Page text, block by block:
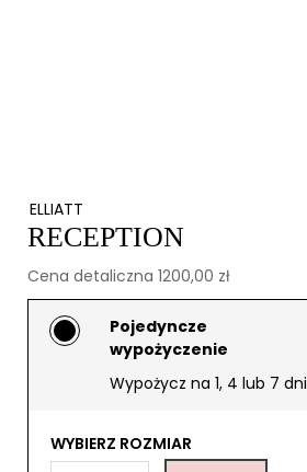
ELLIATT
RECEPTION
Cena detaliczna 1200,00 zł
Pojedyncze
wypożyczenie
Wypożycz na 1, 4 lub 7 dni
WYBIERZ ROZMIAR